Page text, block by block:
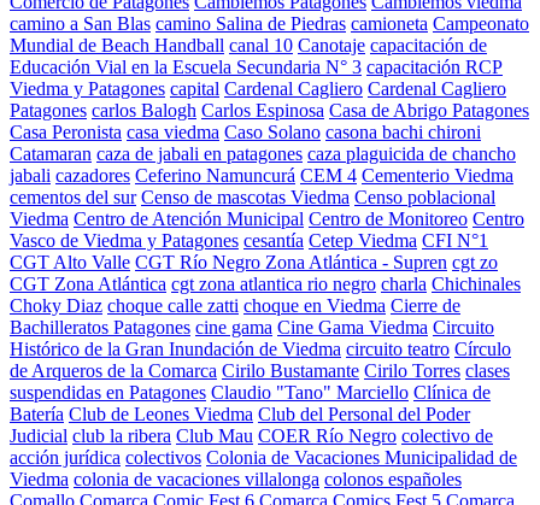
camino a San Blas camino Salina de Piedras camioneta Campeonato
Mundial de Beach Handball canal 10 Canotaje capacitación de
Educación Vial en la Escuela Secundaria N° 3 capacitación RCP
Viedma y Patagones capital Cardenal Cagliero Cardenal Cagliero
Patagones carlos Balogh Carlos Espinosa Casa de Abrigo Patagones
Casa Peronista casa viedma Caso Solano casona bachi chironi
Catamaran caza de jabali en patagones caza plaguicida de chancho
jabali cazadores Ceferino Namuncurá CEM 4 Cementerio Viedma
cementos del sur Censo de mascotas Viedma Censo poblacional
Viedma Centro de Atención Municipal Centro de Monitoreo Centro
Vasco de Viedma y Patagones cesantía Cetep Viedma CFI N°1
CGT Alto Valle CGT Río Negro Zona Atlántica - Supren cgt zo
CGT Zona Atlántica cgt zona atlantica rio negro charla Chichinales
Choky Diaz choque calle zatti choque en Viedma Cierre de
Bachilleratos Patagones cine gama Cine Gama Viedma Circuito
Histórico de la Gran Inundación de Viedma circuito teatro Círculo
de Arqueros de la Comarca Cirilo Bustamante Cirilo Torres clases
suspendidas en Patagones Claudio "Tano" Marciello Clínica de
Batería Club de Leones Viedma Club del Personal del Poder
Judicial club la ribera Club Mau COER Río Negro colectivo de
acción jurídica colectivos Colonia de Vacaciones Municipalidad de
Viedma colonia de vacaciones villalonga colonos españoles
Comallo Comarca Comic Fest 6 Comarca Comics Fest 5 Comarca